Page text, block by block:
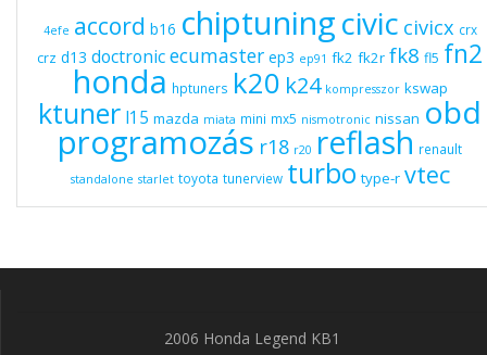
4efe accord b16 chiptuningcivic civicx crx
crz d13 doctronicecumaster ep3 ep91 fk2 fk2r fk8 fl5 fn2
honda hptuners k20 k24 kompresszor kswap
ktuner l15 mazda miata mini mx5 nismotronic nissan obd
programozás r18 r20 reflash renault
standalone starlet toyota tunerview turbo type-r vtec
2006 Honda Legend KB1